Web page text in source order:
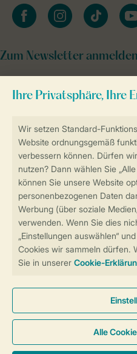
Sicherstellung
Sicher und schnell zur
Sichere
Sicheres Bezahlen
facebookinstagramtiktok
Zum Newsletter anmelden
Cookies und